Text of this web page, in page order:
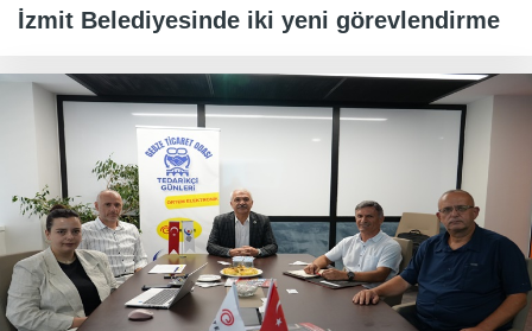
İzmit Belediyesinde iki yeni görevlendirme